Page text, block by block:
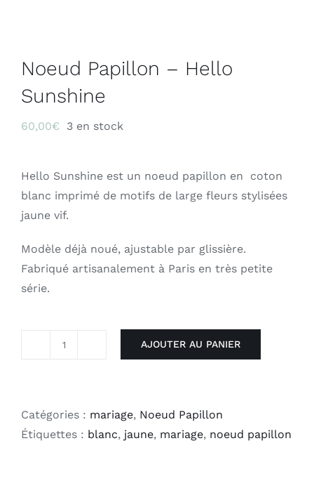
Noeud Papillon – Hello
Sunshine
60,00€ 3 en stock
Hello Sunshine est un noeud papillon en coton
blanc imprimé de motifs de large fleurs stylisées
jaune vif.
Modèle déjà noué, ajustable par glissière.
Fabriqué artisanalement à Paris en très petite
série.
Papillon
-
AJOUTER AU PANIER
Catégories : mariage, Noeud Papillon
Étiquettes : blanc, jaune, mariage, noeud papillon